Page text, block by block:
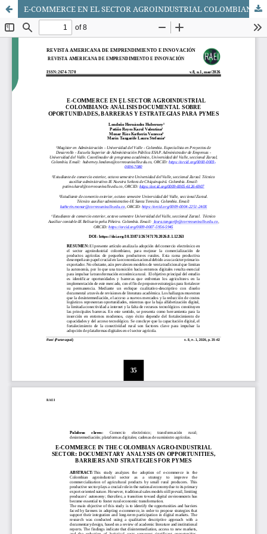
E-COMMERCE EN EL SECTOR AGROINDUSTRIAL COLOMBIANO: ANÁLISIS DOCUMENTAL SOBRE OPORTUNIDADES, BARRERAS Y ESTRATEGIAS PARA PYMES